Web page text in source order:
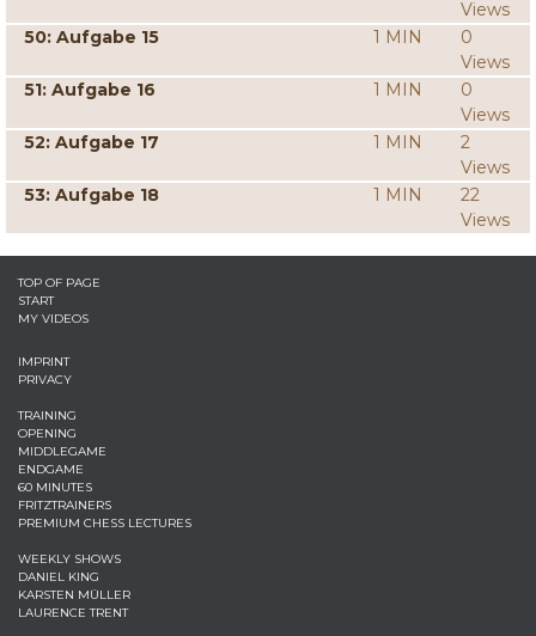
Views
50: Aufgabe 15
1 MIN
0
Views
51: Aufgabe 16
1 MIN
0
Views
52: Aufgabe 17
1 MIN
2
Views
53: Aufgabe 18
1 MIN
22
Views
TOP OF PAGE
START
MY VIDEOS
IMPRINT
PRIVACY
TRAINING
OPENING
MIDDLEGAME
ENDGAME
60 MINUTES
FRITZTRAINERS
PREMIUM CHESS LECTURES
WEEKLY SHOWS
DANIEL KING
KARSTEN MÜLLER
LAURENCE TRENT